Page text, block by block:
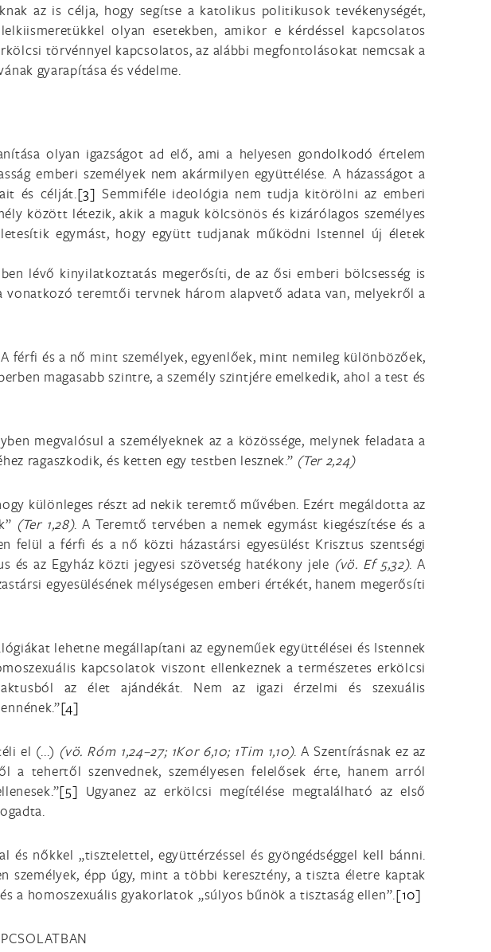
az is célja, hogy segítse a katolikus politikusok tevékenységét,
olyan esetekben, amikor e kérdéssel kapcsolatos
törvénnyel kapcsolatos, az alábbi megfontolásokat nemcsak a
gyarapítása és védelme.
olyan igazságot ad elő, ami a helyesen gondolkodó értelem
emberi személyek nem akármilyen együttélése. A házasságot a
és célját.[3] Semmiféle ideológia nem tudja kitörölni az emberi
között létezik, akik a maguk kölcsönös és kizárólagos személyes
egymást, hogy együtt tudjanak működni Istennel új életek
lévő kinyilatkoztatás megerősíti, de az ősi emberi bölcsesség is
vonatkozó teremtői tervnek három alapvető adata van, melyekről a
férfi és a nő mint személyek, egyenlőek, mint nemileg különbözőek,
magasabb szintre, a személy szintjére emelkedik, ahol a test és
megvalósul a személyeknek az a közössége, melynek feladata a
ragaszkodik, és ketten egy testben lesznek.” (Ter 2,24)
különleges részt ad nekik teremtő művében. Ezért megáldotta az
(Ter 1,28). A Teremtő tervében a nemek egymást kiegészítése és a
felül a férfi és a nő közti házastársi egyesülést Krisztus szentségi
és az Egyház közti jegyesi szövetség hatékony jele (vö. Ef 5,32). A
egyesülésének mélységesen emberi értékét, hanem megerősíti
lehetne megállapítani az egyneműek együttélései és Istennek
kapcsolatok viszont ellenkeznek a természetes erkölcsi
az élet ajándékát. Nem az igazi érzelmi és szexuális
[4]
el (...) (vö. Róm 1,24–27; 1Kor 6,10; 1Tim 1,10). A Szentírásnak ez az
tehertől szenvednek, személyesen felelősek érte, hanem arról
[5] Ugyanez az erkölcsi megítélése megtalálható az első
nőkkel „tisztelettel, együttérzéssel és gyöngédséggel kell bánni.
személyek, épp úgy, mint a többi keresztény, a tiszta életre kaptak
a homoszexuális gyakorlatok „súlyos bűnök a tisztaság ellen”.[10]